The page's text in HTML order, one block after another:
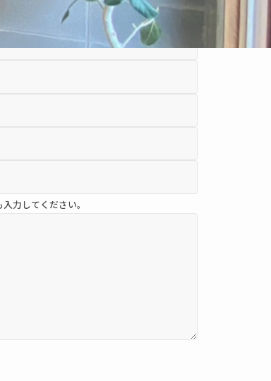
力してください。